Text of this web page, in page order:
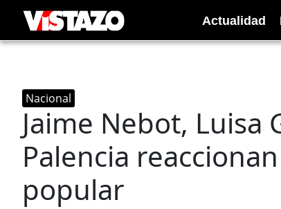
Actualidad
Nacional
Jaime Nebot, Luisa
Palencia
popular